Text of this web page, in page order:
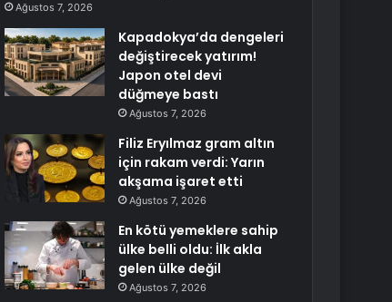
Ağustos 7, 2026
Kapadokya’da dengeleri
değiştirecek yatırım!
Japon otel devi
düğmeye bastı
Ağustos 7, 2026
Filiz Eryılmaz gram altın
için rakam verdi: Yarın
akşama işaret etti
Ağustos 7, 2026
En kötü yemeklere sahip
ülke belli oldu: İlk akla
gelen ülke değil
Ağustos 7, 2026